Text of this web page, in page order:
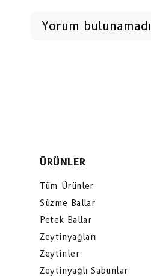
Yorum bulunamadı
ÜRÜNLER
Tüm Ürünler
Süzme Ballar
Petek Ballar
Zeytinyağları
Zeytinler
Zeytinyağlı Sabunlar